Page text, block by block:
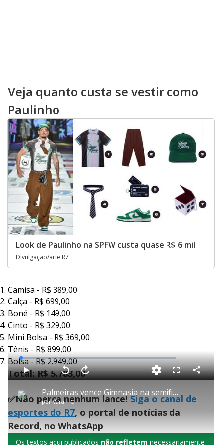
Veja quanto custa se vestir como
Paulinho
Look de Paulinho na SPFW custa quase R$ 6 mil
Divulgação/arte R7
Camisa - R$ 389,00
Calça - R$ 699,00
Boné - R$ 149,00
Cinto - R$ 329,00
Mini Bolsa - R$ 369,00
Tênis - R$ 899,00
Bolsa - R$ 2.949,00
Total: R$ 5.783,00
P
l
Palmeiras vence Gimnasia na semifinal do Brasil Ladies Cup
porVaral FC
P V
l
t
a
r
1
0
s
e
g
u
d
A
n
ç
a
1
0
s
e
g
n
L
o
a
d
e
:
0
.
5
%
F
l
s
c
e
e
C
o
r
r
✅Não perca nenhum lance!Siga o canal de
esportes do R7, o portal de notícias da
Record, no WhatsApp
Os textos aqui publicados não refletem necessariamente